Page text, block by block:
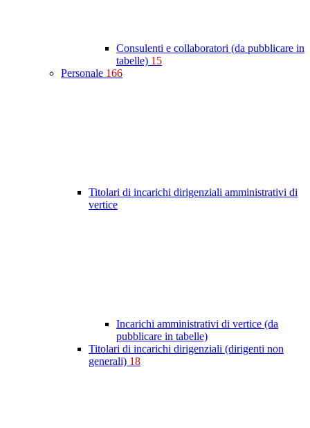
Consulenti e collaboratori (da pubblicare in
tabelle) 15
Personale 166
Titolari di incarichi dirigenziali amministrativi di
vertice
Incarichi amministrativi di vertice (da
pubblicare in tabelle)
Titolari di incarichi dirigenziali (dirigenti non
generali) 18